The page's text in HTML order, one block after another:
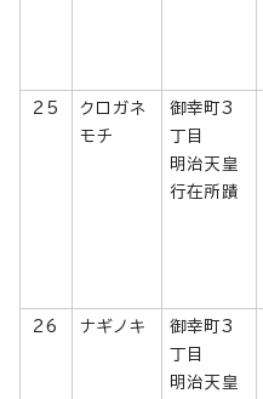
25
クロガネ
モチ
御幸町3
丁目
明治天皇
行在所蹟
26 ナギノキ
御幸町3
丁目
明治天皇